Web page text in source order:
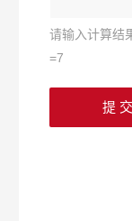
请输入计算结
=7